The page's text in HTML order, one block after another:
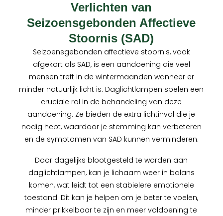
Verlichten van
Seizoensgebonden Affectieve
Stoornis (SAD)
Seizoensgebonden affectieve stoornis, vaak
afgekort als SAD, is een aandoening die veel
mensen treft in de wintermaanden wanneer er
minder natuurlijk licht is. Daglichtlampen spelen een
cruciale rol in de behandeling van deze
aandoening. Ze bieden de extra lichtinval die je
nodig hebt, waardoor je stemming kan verbeteren
en de symptomen van SAD kunnen verminderen.
Door dagelijks blootgesteld te worden aan
daglichtlampen, kan je lichaam weer in balans
komen, wat leidt tot een stabielere emotionele
toestand. Dit kan je helpen om je beter te voelen,
minder prikkelbaar te zijn en meer voldoening te